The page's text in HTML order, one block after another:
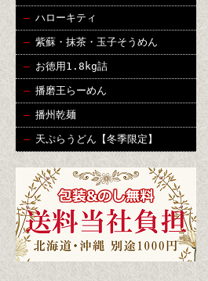
ハローキティ
紫蘇・抹茶・玉子そうめん
お徳用1.8kg詰
播磨王らーめん
播州乾麺
天ぷらうどん【冬季限定】